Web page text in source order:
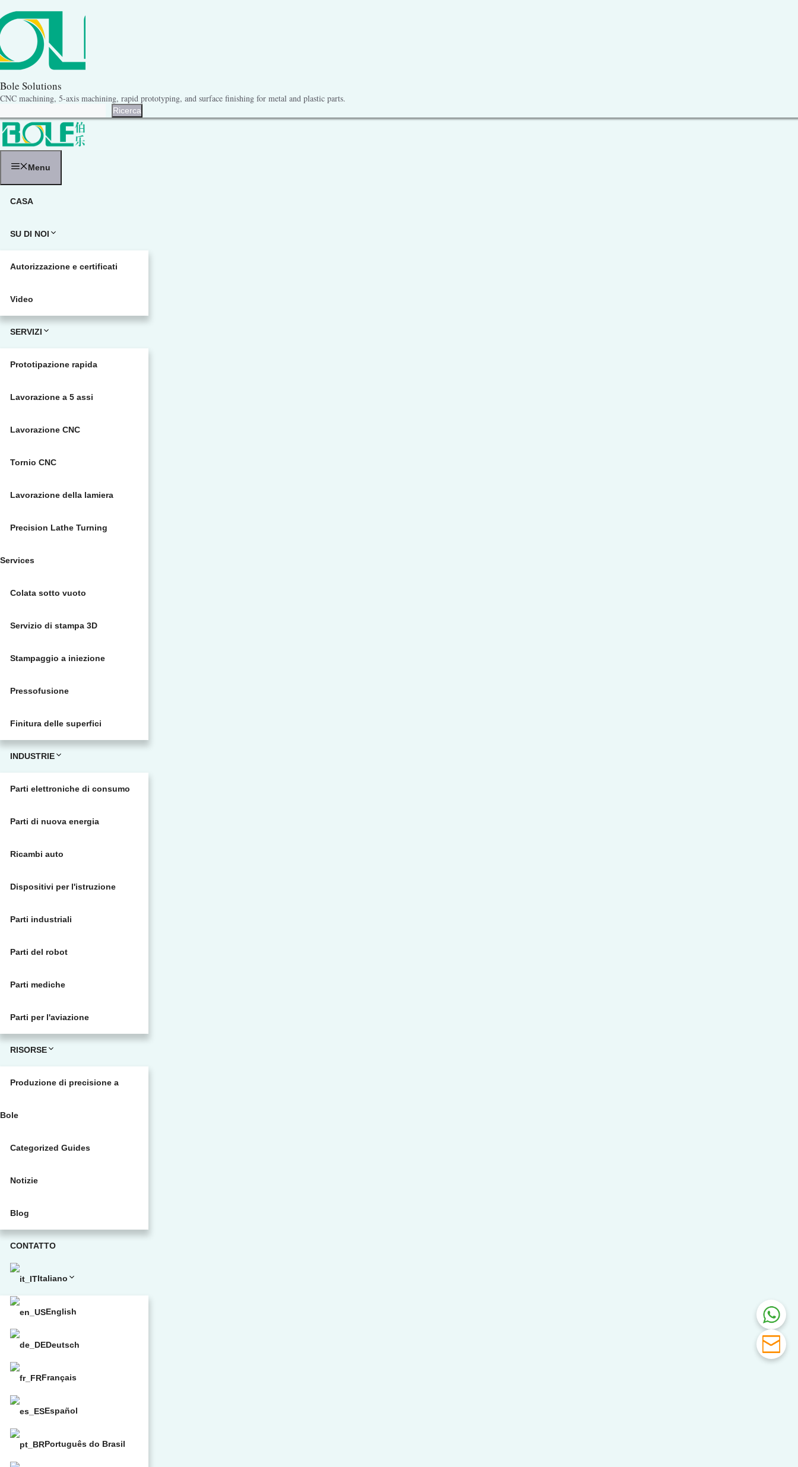
al
contenuto
Bole Solutions
CNC machining, 5-axis machining, rapid prototyping, and surface finishing for metal and plastic parts.
Ricerca
Menu
CASA
SU DI NOI
Autorizzazione e certificati
Video
SERVIZI
Prototipazione rapida
Lavorazione a 5 assi
Lavorazione CNC
Tornio CNC
Lavorazione della lamiera
Precision Lathe Turning
Services
Colata sotto vuoto
Servizio di stampa 3D
Stampaggio a iniezione
Pressofusione
Finitura delle superfici
INDUSTRIE
Parti elettroniche di consumo
Parti di nuova energia
Ricambi auto
Dispositivi per l'istruzione
Parti industriali
Parti del robot
Parti mediche
Parti per l'aviazione
RISORSE
Produzione di precisione a
Bole
Categorized Guides
Notizie
Blog
CONTATTO
Italiano
English
Deutsch
Français
Español
Português do Brasil